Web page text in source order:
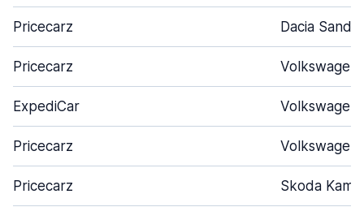
Pricecarz Dacia
Pricecarz Volkswagen
ExpediCar Volkswagen
Pricecarz Volkswagen
Pricecarz Skoda Kamiq